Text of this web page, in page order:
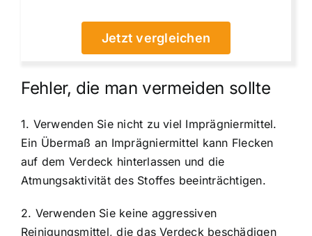
Jetzt vergleichen
Fehler, die man vermeiden sollte
1. Verwenden Sie nicht zu viel Imprägniermittel.
Ein Übermaß an Imprägniermittel kann Flecken
auf dem Verdeck hinterlassen und die
Atmungsaktivität des Stoffes beeinträchtigen.
2. Verwenden Sie keine aggressiven
Reinigungsmittel, die das Verdeck beschädigen